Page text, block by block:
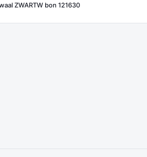
ZWARTW bon 121630